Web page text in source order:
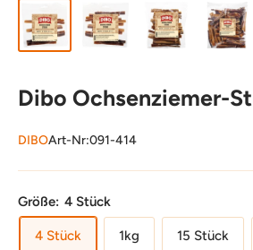
Dibo Ochsenziemer-
DIBOArt-Nr:091-414
Größe: 4 Stück
4 Stück 1kg 15 Stück